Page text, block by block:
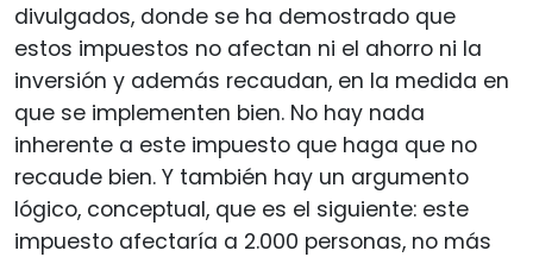
divulgados, donde se ha demostrado que
estos impuestos no afectan ni el ahorro ni la
inversión y además recaudan, en la medida en
que se implementen bien. No hay nada
inherente a este impuesto que haga que no
recaude bien. Y también hay un argumento
lógico, conceptual, que es el siguiente: este
impuesto afectaría a 2.000 personas, no más